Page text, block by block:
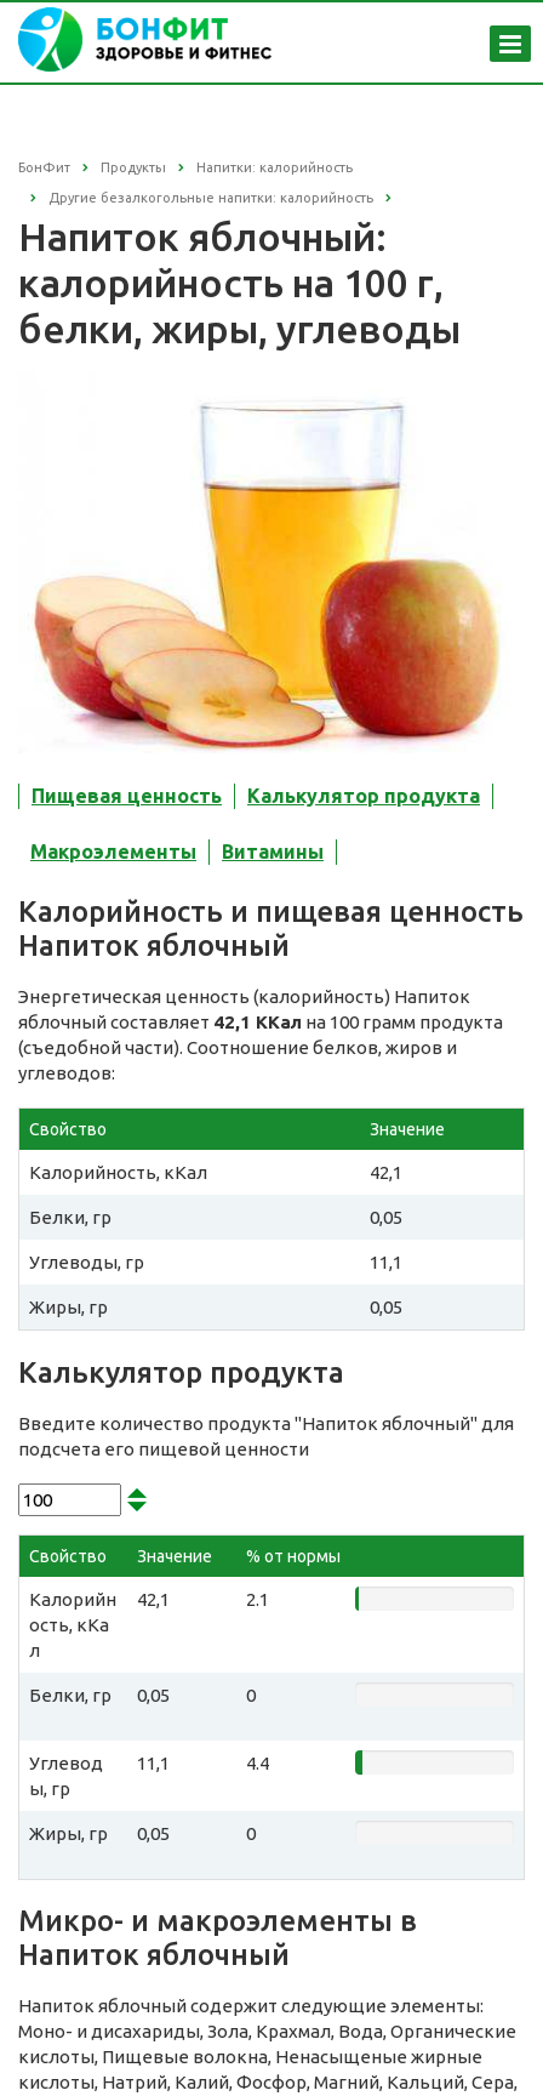
БонФит Продукты Напитки: калорийность
Другие безалкогольные напитки: калорийность
Напиток яблочный:
калорийность на 100 г,
белки, жиры, углеводы
Пищевая ценность Калькулятор продукта
Макроэлементы Витамины
Калорийность и пищевая ценность
Напиток яблочный
Энергетическая ценность (калорийность) Напиток
яблочный составляет 42,1 ККал на 100 грамм продукта
(съедобной части). Соотношение белков, жиров и
углеводов:
Свойство Значение
Калорийность, кКал 42,1
Белки, гр 0,05
Углеводы, гр 11,1
Жиры, гр 0,05
Калькулятор продукта
Введите количество продукта "Напиток яблочный" для
подсчета его пищевой ценности
Свойство Значение % от нормы
Калорийн
ость, кКа
л
42,1 2.1
Белки, гр 0,05 0
Углевод
ы, гр
11,1 4.4
Жиры, гр 0,05 0
Микро- и макроэлементы в
Напиток яблочный
Напиток яблочный содержит следующие элементы:
Моно- и дисахариды, Зола, Крахмал, Вода, Органические
кислоты, Пищевые волокна, Ненасыщеные жирные
кислоты, Натрий, Калий, Фосфор, Магний, Кальций, Сера,